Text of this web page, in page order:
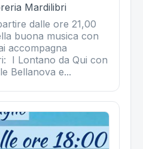
Mardilibri
dalle ore 21,00
buona musica con
accompagna
I Lontano da Qui con
Bellanova e...